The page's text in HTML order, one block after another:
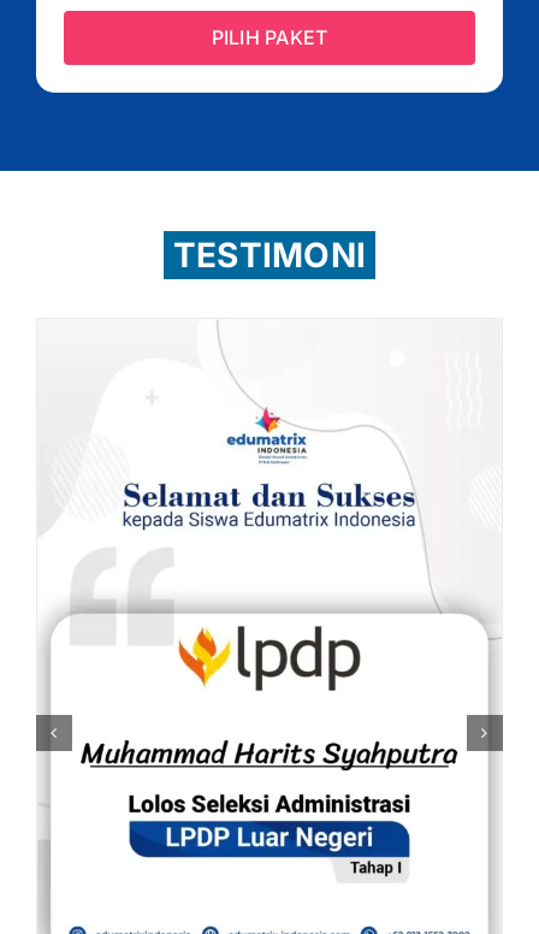
PILIH PAKET
TESTIMONI